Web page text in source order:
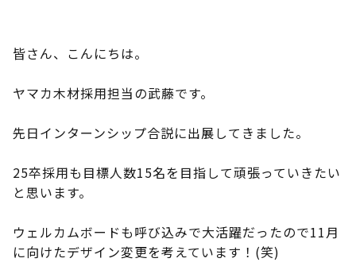
Training & Career
Instagram
皆さん、こんにちは。
ヤマカ木材採用担当の武藤です。
先日インターンシップ合説に出展してきました。
25卒採用も目標人数15名を目指して頑張っていきたい
と思います。
ウェルカムボードも呼び込みで大活躍だったので11月
に向けたデザイン変更を考えています！(笑)